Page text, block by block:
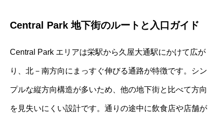
Central Park 地下街のルートと入口ガイド
Central Park エリアは栄駅から久屋大通駅にかけて広が
り、北－南方向にまっすぐ伸びる通路が特徴です。シン
プルな縦方向構造が多いため、他の地下街と比べて方向
を見失いにくい設計です。通りの途中に飲食店や店舗が